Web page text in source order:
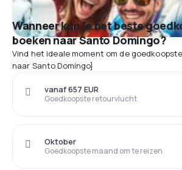
Wanneer kun je het beste
boeken naar Santo Domingo?
Vind het ideale moment om de
naar Santo Domingo}
Goedkoopste retourvlucht
vanaf 657 EUR
Goedkoopste maand om te reizen
Oktober